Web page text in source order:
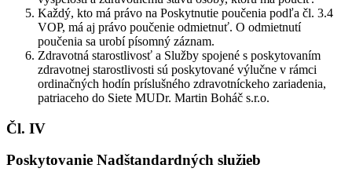
Každý, kto má právo na Poskytnutie poučenia podľa čl. 3.4
VOP, má aj právo poučenie odmietnuť. O odmietnutí
poučenia sa urobí písomný záznam.
Zdravotná starostlivosť a Služby spojené s poskytovaním
zdravotnej starostlivosti sú poskytované výlučne v rámci
ordinačných hodín príslušného zdravotníckeho zariadenia,
patriaceho do Siete MUDr. Martin Boháč s.r.o.
Čl. IV
Poskytovanie Nadštandardných služieb